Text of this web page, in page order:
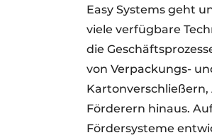
Easy Systems geht
viele verfügbare
die
von Verpackungs-
Förderern hinaus.
Fördersysteme